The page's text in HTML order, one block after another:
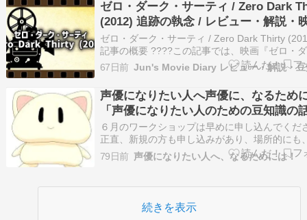
ゼロ・ダーク・サーティ / Zero Dark
(2012) 追跡の執念 / レビュー・解説・
報
ゼロ・ダーク・サーティ / Zero Dark Thirty
記事の概要 ????この記事では、映画『ゼロ・
ク・サーティ / Zero Dark Thirty (2012)』のお
度や映画レビュー、解説、ストーリー、概要、
品、映画賞、豆知識などを掲…
67日前 Jun's Movie Diary レビュー・解説・豆
声優になりたい人へ声優に、なるため
「声優になりたい人のための豆知識の
1002」#2862
６月のワークショップは早めに申し込んでくだ
正直、新規の方も申し込みがあり、場所的にも
来てくれている方はわかると思いますが、少人
で、人数を制限する必要があります。なので、
無くなります。 仕事って、目的が達成さ…
79日前 声優になりたい人へ、なるためには！
続きを表示